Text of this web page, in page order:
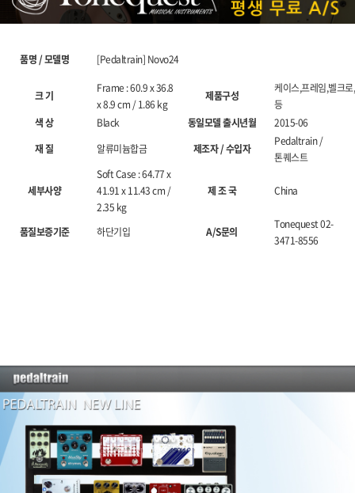
품명 / 모델명 [Pedaltrain] Novo24
크 기
Frame : 60.9 x 36.8
x 8.9 cm / 1.86 kg
제품구성
케이스,프레임,벨크로,
등
색 상
Black 동일모델 출시년월
2015-06
재 질
알류미늄합금 제조자 / 수입자
Pedaltrain /
톤퀘스트
세부사양
Soft Case : 64.77 x
41.91 x 11.43 cm /
2.35 kg
제 조 국 China
품질보증기준 하단기입 A/S문의
Tonequest 02-
3471-8556